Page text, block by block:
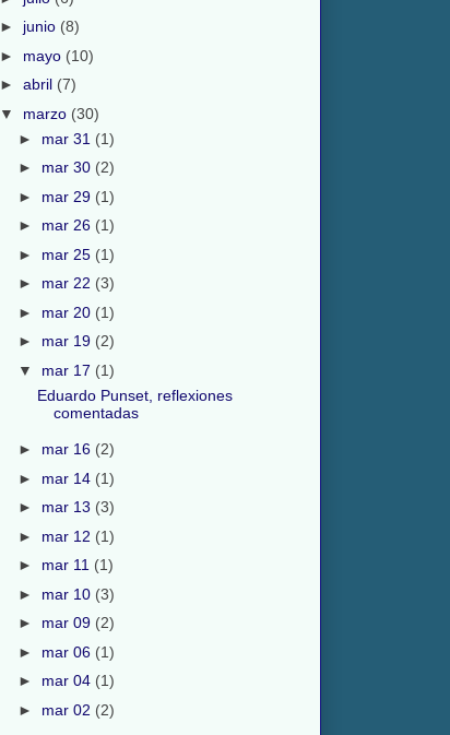
► junio (8)
► mayo (10)
► abril (7)
▼ marzo (30)
► mar 31 (1)
► mar 30 (2)
► mar 29 (1)
► mar 26 (1)
► mar 25 (1)
► mar 22 (3)
► mar 20 (1)
► mar 19 (2)
▼ mar 17 (1)
Eduardo Punset, reflexiones
comentadas
► mar 16 (2)
► mar 14 (1)
► mar 13 (3)
► mar 12 (1)
► mar 11 (1)
► mar 10 (3)
► mar 09 (2)
► mar 06 (1)
► mar 04 (1)
► mar 02 (2)